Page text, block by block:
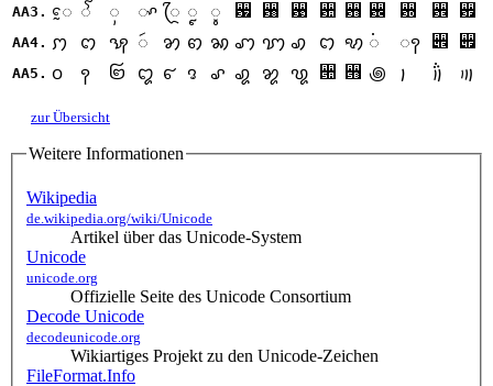
AA3. ꨰ ꨱ ꨲ ꨳ ꨴ ꨵ ꨶ ꨷ ꨸ ꨹ ꨺ ꨻ ꨼ ꨽ ꨾ ꨿
AA4. ꩀ ꩁ ꩂ ꩃ ꩄ ꩅ ꩆ ꩇ ꩈ ꩉ ꩊ ꩋ ꩌ ꩍ ꩎ ꩏
AA5. ꩐ ꩑ ꩒ ꩓ ꩔ ꩕ ꩖ ꩗ ꩘ ꩙ ꩚ ꩛ ꩜ ꩝ ꩞ ꩟
zur Übersicht
Weitere Informationen
Wikipedia
de.wikipedia.org/wiki/Unicode
Artikel über das Unicode-System
Unicode
unicode.org
Offizielle Seite des Unicode Consortium
Decode Unicode
decodeunicode.org
Wikiartiges Projekt zu den Unicode-Zeichen
FileFormat.Info